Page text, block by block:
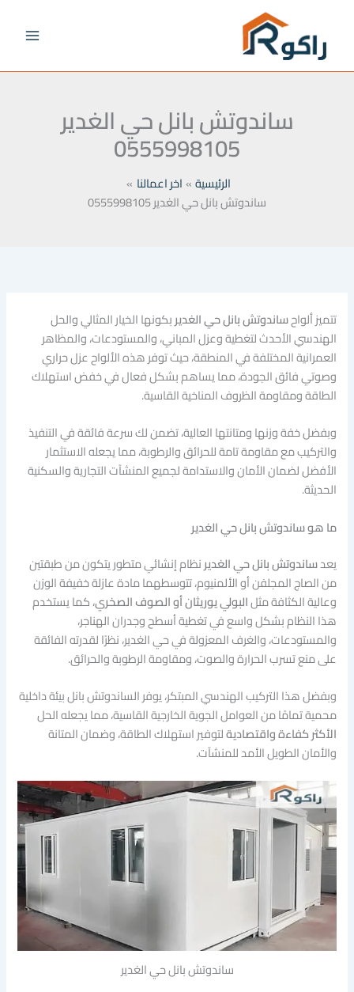
المحتوى
ساندوتش بانل حي الغدير
0555998105
الرئيسية
اخر اعمالنا
ساندوتش بانل حي الغدير 0555998105
تتميز ألواحساندوتش بانل حي الغديربكونها الخيار المثالي والحل
الهندسي الأحدث لتغطية وعزل المباني، والمستودعات، والمظاهر
العمرانية المختلفة في المنطقة، حيث توفر هذه الألواح عزل حراري
وصوتي فائق الجودة، مما يساهم بشكل فعال في خفض استهلاك
الطاقة ومقاومة الظروف المناخية القاسية.
وبفضل خفة وزنها ومتانتها العالية، تضمن لك سرعة فائقة في التنفيذ
والتركيب مع مقاومة تامة للحرائق والرطوبة، مما يجعله الاستثمار
الأفضل لضمان الأمان والاستدامة لجميع المنشآت التجارية والسكنية
الحديثة.
ما هو ساندوتش بانل حي الغدير
يعدساندوتش بانل حي الغديرنظام إنشائي متطور يتكون من طبقتين
من الصاج المجلفن أو الألمنيوم، تتوسطهما مادة عازلة خفيفة الوزن
وعالية الكثافة مثلالبولي يوريثان أو الصوف الصخري، كما يستخدم
هذا النظام بشكل واسع في تغطية أسطح وجدران الهناجر،
والمستودعات، والغرف المعزولة في حي الغدير، نظرًا لقدرته الفائقة
على منع تسرب الحرارة والصوت، ومقاومة الرطوبة والحرائق.
وبفضل هذا التركيب الهندسي المبتكر، يوفر الساندوتش بانل بيئة داخلية
محمية تمامًا من العوامل الجوية الخارجية القاسية، مما يجعله الحل
الأكثر كفاءة واقتصاديةلتوفير استهلاك الطاقة، وضمان المتانة
والأمان الطويل الأمد للمنشآت.
ساندوتش بانل حي الغدير